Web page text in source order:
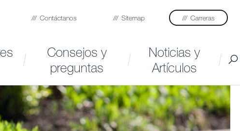
Contáctanos Sitemap Carreras
Consejos y
preguntas
Noticias y
Artículos